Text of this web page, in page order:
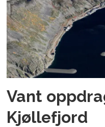
Vant
Kjøllefjord